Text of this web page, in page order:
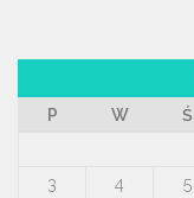
P
W Ś
3
4 5